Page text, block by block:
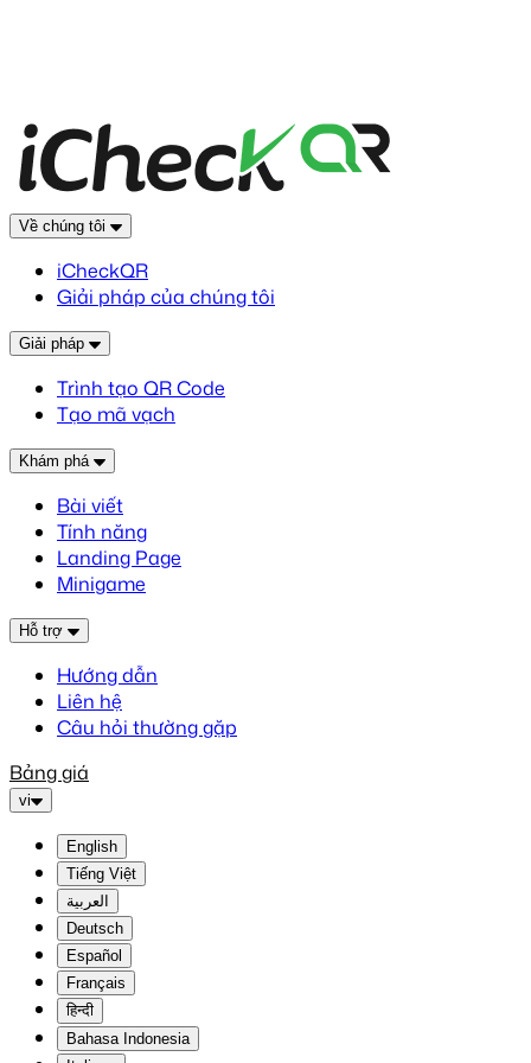
Về chúng tôi
iCheckQR
Giải pháp của chúng tôi
Giải pháp
Trình tạo QR Code
Tạo mã vạch
Khám phá
Bài viết
Tính năng
Landing Page
Minigame
Hỗ trợ
Hướng dẫn
Liên hệ
Câu hỏi thường gặp
Bảng giá
vi
English
Tiếng Việt
العربية
Deutsch
Español
Français
हिन्दी
Bahasa Indonesia